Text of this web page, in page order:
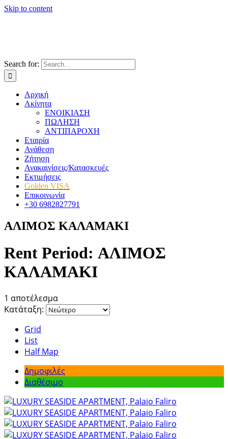
Skip to content
Search for:
Αρχική
Ακίνητα
ΕΝΟΙΚΙΑΣΗ
ΠΩΛΗΣΗ
ΑΝΤΙΠΑΡΟΧΗ
Εταιρία
Ανάθεση
Ζήτηση
Ανακαινίσεις/Κατασκευές
Εκτιμήσεις
Golden VISA
Επικοινωνία
+30 6982827791
ΑΛΙΜΟΣ ΚΑΛΑΜΑΚΙ
Rent Period: ΑΛΙΜΟΣ
ΚΑΛΑΜΑΚΙ
1 αποτέλεσμα
Κατάταξη:
Grid
List
Half Map
Δημοφιλές
Διαθέσιμο